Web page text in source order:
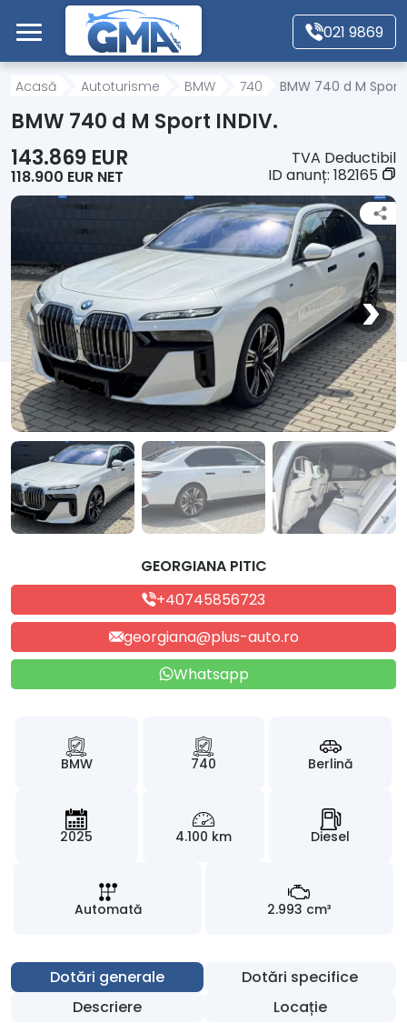
Mergi direct la conținutul principal
021 9869
Acasă
Motociclete
Autoutilitare
Alte tipuri vehicule
Despre Noi
Contact
Acasă Autoturisme BMW 740 BMW 740 d M Sport
BMW 740 d M Sport INDIV.
143.869 EUR
118.900 EUR NET
TVA Deductibil
ID anunț: 182165
GEORGIANA PITIC
+40745856723
georgiana@plus-auto.ro
Whatsapp
BMW 740 Berlină
2025 4.100 km Diesel
Automată 2.993 cm³
Dotări generale
Dotări specifice
Descriere
Locație